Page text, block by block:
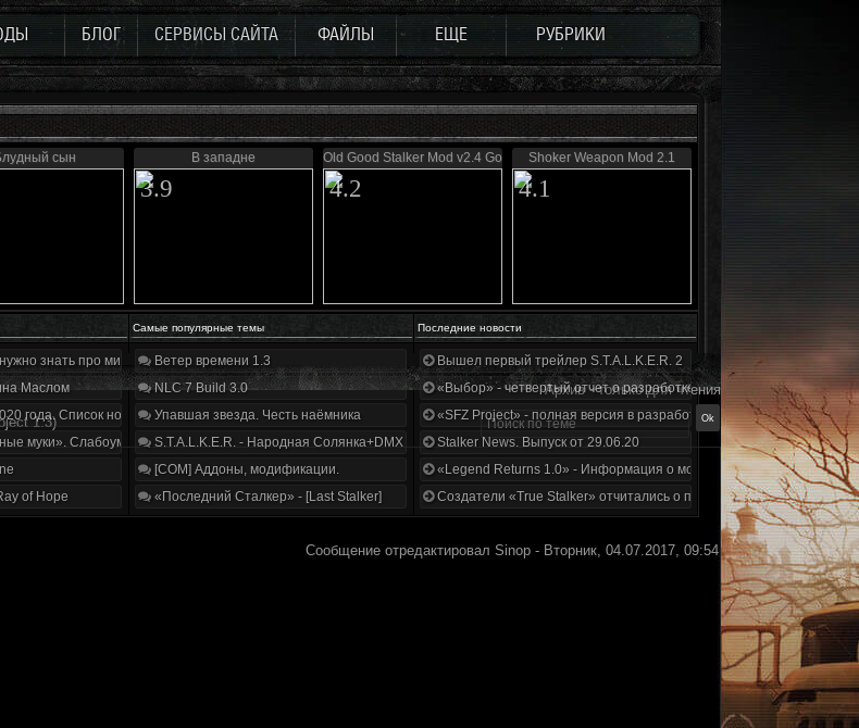
БЛОГ СЕРВИСЫ САЙТА ФАЙЛЫ ЕЩЕ РУБРИКИ
сын В западне
3.9
Old Good Stalker Mod v2.4 Gold
4.2
Shoker Weapon Mod 2.1
4.1
Самые популярные темы Последние новости
знать про мир, геймплей и сюжет | Разбор трейлера
Маслом
года. Список нововведений
муки». Слабоумие и отвага
of Hope
Ветер времени 1.3
NLC 7 Build 3.0
Упавшая звезда. Честь наёмника
S.T.A.L.K.E.R. - Народная Солянка+DMX 1.3.5.ООП.МА.К.
[COM] Аддоны, модификации.
«Последний Сталкер» - [Last Stalker]
Вышел первый трейлер S.T.A.L.K.E.R. 2
«Выбор» - четвертый отчет о разработке!
«SFZ Project» - полная версия в разработке!
Stalker News. Выпуск от 29.06.20
«Legend Returns 1.0» - Информация о моде за июнь 2020
Создатели «True Stalker» отчитались о проделанной работе
Архив - только для чтения
1.3)
Сообщение отредактировал Sinop - Вторник, 04.07.2017, 09:54